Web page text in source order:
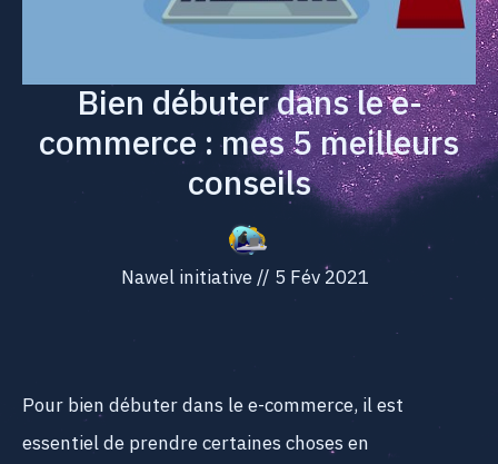
Bien débuter dans le e-
commerce : mes 5 meilleurs
conseils
Nawel initiative// 5 Fév 2021
Pour bien débuter dans le e-commerce, il est
essentiel de prendre certaines choses en